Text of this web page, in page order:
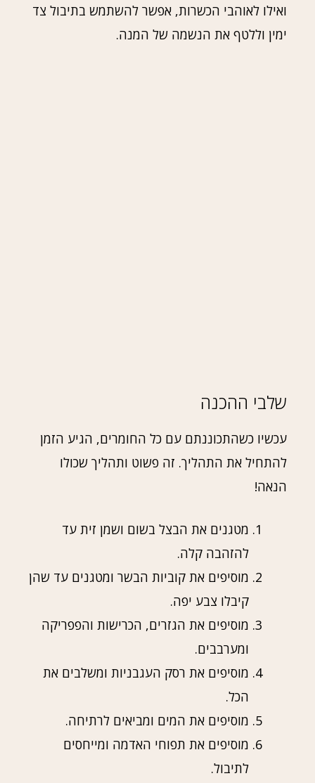
ואילו לאוהבי הכשרות, אפשר להשתמש בתיבול צד
ימין וללטף את הנשמה של המנה.
שלבי ההכנה
עכשיו כשהתכוננתם עם כל החומרים, הגיע הזמן
להתחיל את התהליך. זה פשוט ותהליך שכולו
הנאה!
מטגנים את הבצל בשום ושמן זית עד
להזהבה קלה.
מוסיפים את קוביות הבשר ומטגנים עד שהן
קיבלו צבע יפה.
מוסיפים את הגזרים, הכרישות והפפריקה
ומערבבים.
מוסיפים את רסק העגבניות ומשלבים את
הכל.
מוסיפים את המים ומביאים לרתיחה.
מוסיפים את תפוחי האדמה ומייחסים
לתיבול.